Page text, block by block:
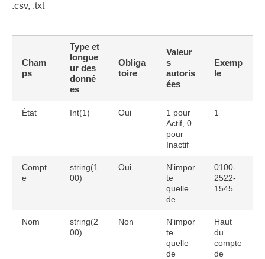
.csv, .txt
Cham
ps
Type et
longue
ur des
donné
es
Obliga
toire
Valeur
s
autoris
ées
Exemp
le
État Int(1) Oui
1 pour
Actif, 0
pour
Inactif
1
Compt
e
string(1
00)
Oui
N'impor
te
quelle
de
0100-
2522-
1545
Nom
string(2
00)
Non
N'impor
te
quelle
de
Haut
du
compte
de